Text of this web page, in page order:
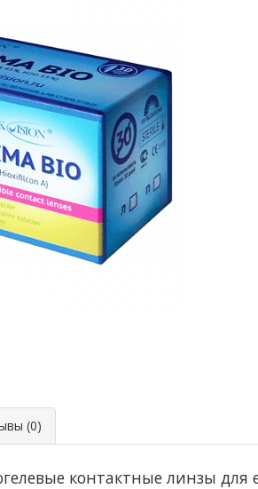
(0)
контактные линзы